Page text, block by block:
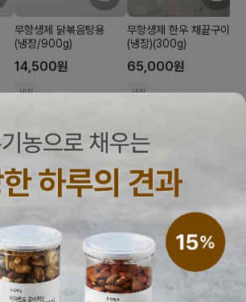
무항생제 닭볶음탕용
(냉장/900g)
14,500원
냉장
무항생제 한우 채끝구이용
(냉장)(300g)
65,000원
냉장